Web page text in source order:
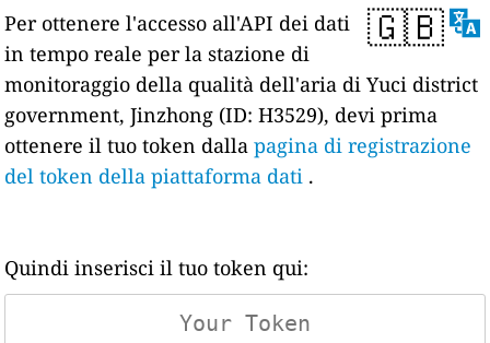
🇬🇧
Per ottenere l'accesso all'API dei dati
in tempo reale per la stazione di
monitoraggio della qualità dell'aria di Yuci district
government, Jinzhong (ID: H3529), devi prima
ottenere il tuo token dallapagina di registrazione
del token della piattaforma dati .
Quindi inserisci il tuo token qui: